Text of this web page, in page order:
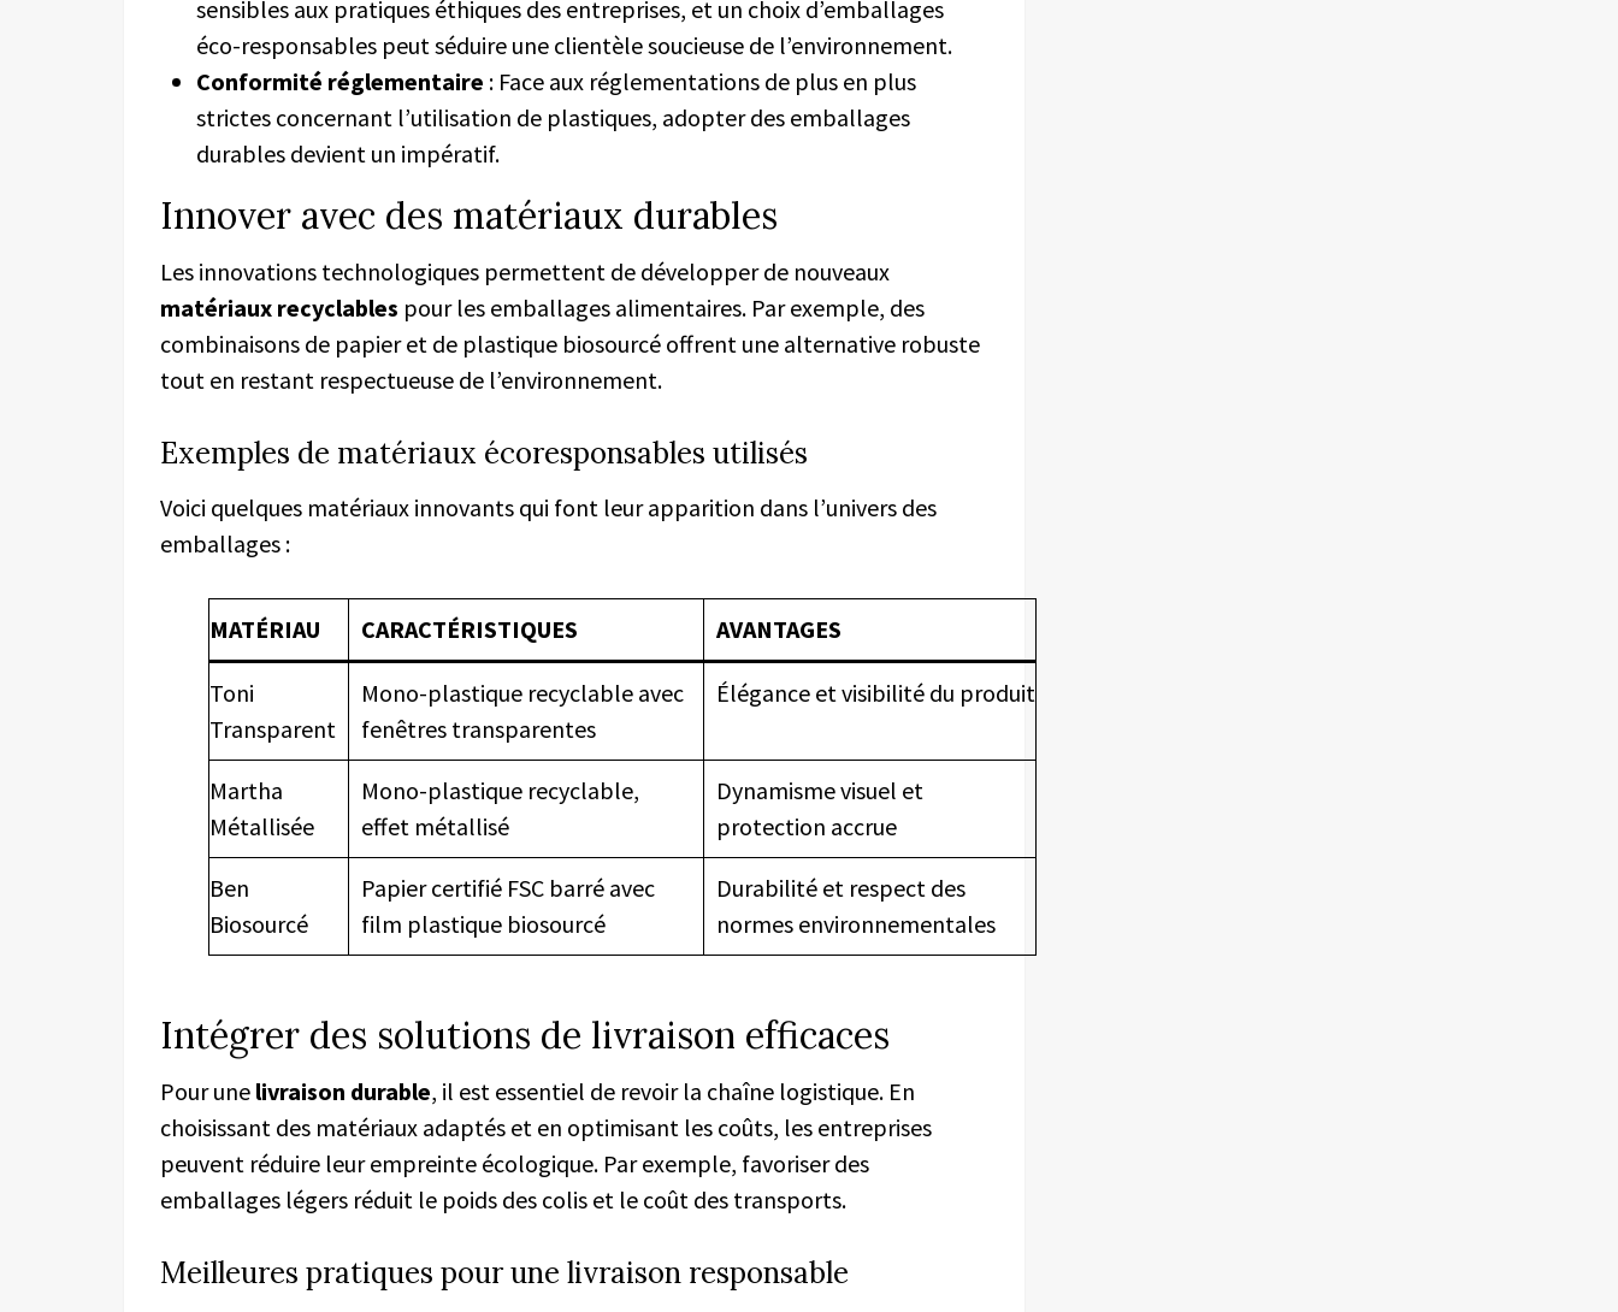
sensibles aux pratiques éthiques des entreprises, et un choix d’emballages
éco-responsables peut séduire une clientèle soucieuse de l’environnement.
Conformité réglementaire : Face aux réglementations de plus en plus
strictes concernant l’utilisation de plastiques, adopter des emballages
durables devient un impératif.
Innover avec des matériaux durables
Les innovations technologiques permettent de développer de nouveaux
matériaux recyclables pour les emballages alimentaires. Par exemple, des
combinaisons de papier et de plastique biosourcé offrent une alternative robuste
tout en restant respectueuse de l’environnement.
Exemples de matériaux écoresponsables utilisés
Voici quelques matériaux innovants qui font leur apparition dans l’univers des
emballages :
MATÉRIAU CARACTÉRISTIQUES AVANTAGES
Toni
Transparent
Mono-plastique recyclable avec
fenêtres transparentes
Élégance et visibilité du produit
Martha
Métallisée
Mono-plastique recyclable,
effet métallisé
Dynamisme visuel et
protection accrue
Ben
Biosourcé
Papier certifié FSC barré avec
film plastique biosourcé
Durabilité et respect des
normes environnementales
Intégrer des solutions de livraison efficaces
Pour une livraison durable, il est essentiel de revoir la chaîne logistique. En
choisissant des matériaux adaptés et en optimisant les coûts, les entreprises
peuvent réduire leur empreinte écologique. Par exemple, favoriser des
emballages légers réduit le poids des colis et le coût des transports.
Meilleures pratiques pour une livraison responsable